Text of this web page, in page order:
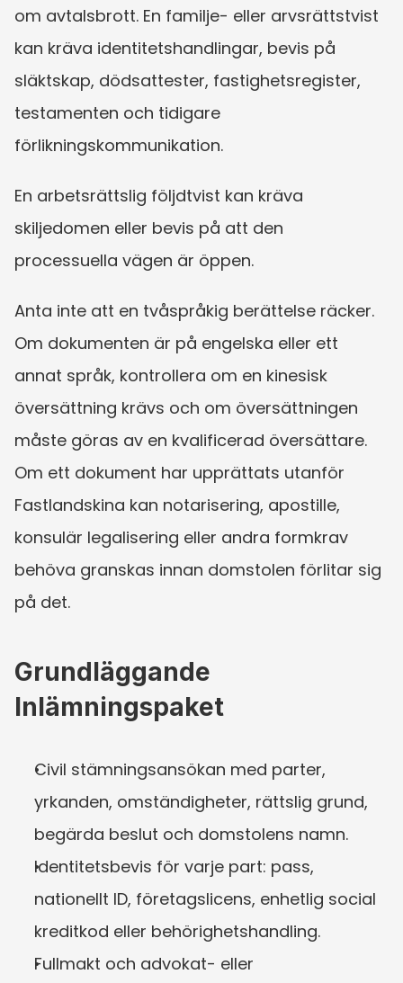
om avtalsbrott. En familje- eller arvsrättstvist
kan kräva identitetshandlingar, bevis på
släktskap, dödsattester, fastighetsregister,
testamenten och tidigare
förlikningskommunikation.
En arbetsrättslig följdtvist kan kräva
skiljedomen eller bevis på att den
processuella vägen är öppen.
Anta inte att en tvåspråkig berättelse räcker.
Om dokumenten är på engelska eller ett
annat språk, kontrollera om en kinesisk
översättning krävs och om översättningen
måste göras av en kvalificerad översättare.
Om ett dokument har upprättats utanför
Fastlandskina kan notarisering, apostille,
konsulär legalisering eller andra formkrav
behöva granskas innan domstolen förlitar sig
på det.
Grundläggande
Inlämningspaket
Civil stämningsansökan med parter,
yrkanden, omständigheter, rättslig grund,
begärda beslut och domstolens namn.
Identitetsbevis för varje part: pass,
nationellt ID, företagslicens, enhetlig social
kreditkod eller behörighetshandling.
Fullmakt och advokat- eller